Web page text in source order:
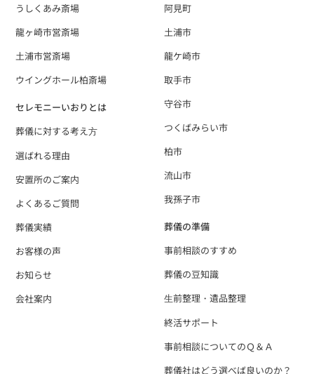
うしくあみ斎場
龍ヶ崎市営斎場
土浦市営斎場
ウイングホール柏斎場
阿見町
土浦市
龍ケ崎市
取手市
守谷市
つくばみらい市
柏市
流山市
我孫子市
セレモニーいおりとは
葬儀に対する考え⽅
選ばれる理由
安置所のご案内
よくあるご質問
葬儀実績
お客様の声
お知らせ
会社案内
葬儀の準備
事前相談のすすめ
葬儀の豆知識
⽣前整理・遺品整理
終活サポート
事前相談についてのＱ＆Ａ
葬儀社はどう選べば良いのか？